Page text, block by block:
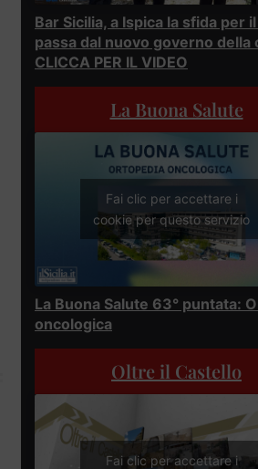
Bar Sicilia, a Ispica la sfida per
passa dal nuovo governo della
CLICCA PER IL VIDEO
La Buona Salute
Fai clic per accettare i
cookie per questo servizio
La Buona Salute 63° puntata:
oncologica
Oltre il Castello
Fai clic per accettare i